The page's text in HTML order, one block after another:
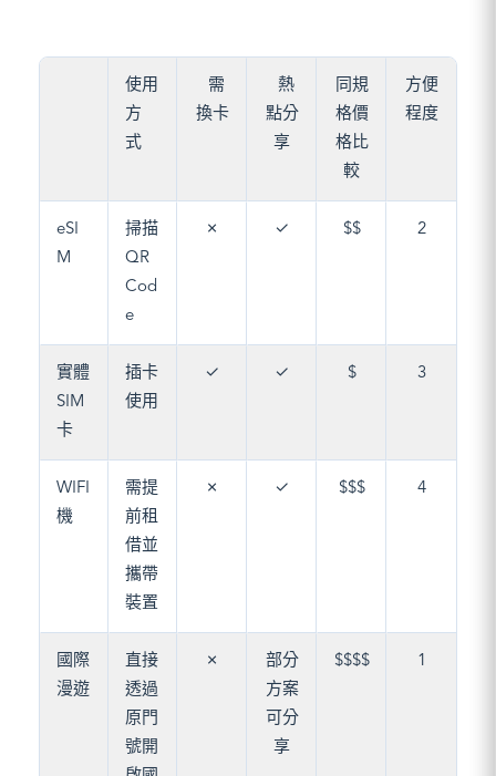
使用
方
式
需
換卡
熱
點分
享
同規
格價
格比
較
方便
程度
eSI
M
掃描
QR
Cod
e
✗ ✓ $$ 2
實體
SIM
卡
插卡
使用
✓ ✓ $ 3
WIFI
機
需提
前租
借並
攜帶
裝置
✗ ✓ $$$ 4
國際
漫遊
直接
透過
原門
號開
✗
部分
方案
可分
享
$$$$ 1